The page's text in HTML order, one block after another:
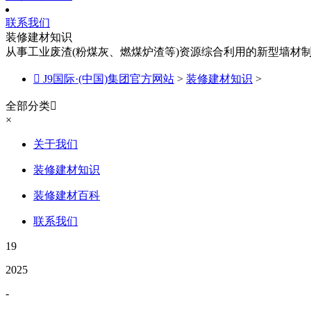
联系我们
装修建材知识
从事工业废渣(粉煤灰、燃煤炉渣等)资源综合利用的新型墙材
 J9国际·(中国)集团官方网站 > 装修建材知识 >
全部分类
×
关于我们
装修建材知识
装修建材百科
联系我们
19
2025
-